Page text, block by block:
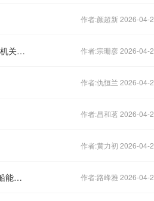
作者:颜超新 2026-04-
杭州余杭区开展“扬雷锋精神 树分类新风”暨垃圾分类“进机关”主题宣传活动 作者:宗珊彦 2026-04-
作者:仇恒兰 2026-04-
作者:昌和茗 2026-04-
作者:黄力初 2026-04-
画面曝光！因故障滞留太空超一个月，美宇航员坚信飞船能安全返航 作者:路峰雅 2026-04-